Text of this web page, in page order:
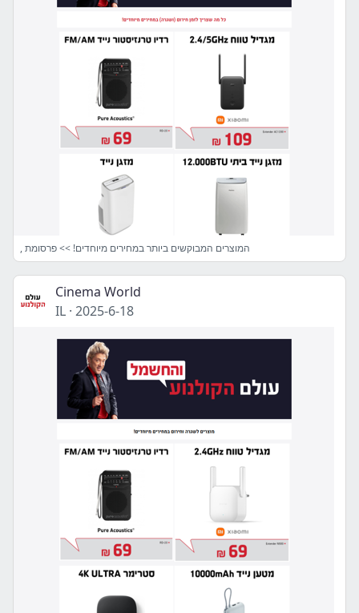
, המוצרים המבוקשים ביותר במחירים מיוחדים! >> פרסומת
Cinema World
IL · 2025-6-18